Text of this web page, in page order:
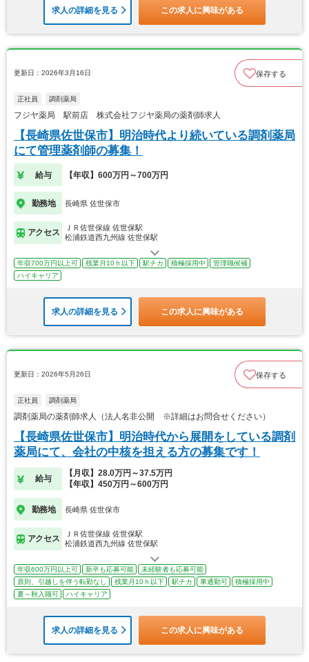
求人の詳細を見る この求人に興味がある
更新日：2026年3月16日 保存する
正社員 調剤薬局
フジヤ薬局 駅前店 株式会社フジヤ薬局の薬剤師求人
【長崎県佐世保市】明治時代より続いている調剤薬局
にて管理薬剤師の募集！
給与 【年収】600万円～700万円
勤務地 長崎県 佐世保市
アクセス
ＪＲ佐世保線 佐世保駅
松浦鉄道西九州線 佐世保駅
年収700万円以上可 残業月10ｈ以下 駅チカ 積極採用中
管理職候補
ハイキャリア
求人の詳細を見る この求人に興味がある
更新日：2026年5月26日 保存する
正社員 調剤薬局
調剤薬局の薬剤師求人（法人名非公開 ※詳細はお問合せください）
【長崎県佐世保市】明治時代から展開をしている調剤
薬局にて、会社の中核を担える方の募集です！
給与
【月収】28.0万円～37.5万円
【年収】450万円～600万円
勤務地 長崎県 佐世保市
アクセス
ＪＲ佐世保線 佐世保駅
松浦鉄道西九州線 佐世保駅
年収600万円以上可 新卒も応募可能
未経験者も応募可能
原則、引越しを伴う転勤なし
残業月10ｈ以下 駅チカ 車通勤可
積極採用中
夏～秋入職可
ハイキャリア
求人の詳細を見る この求人に興味がある